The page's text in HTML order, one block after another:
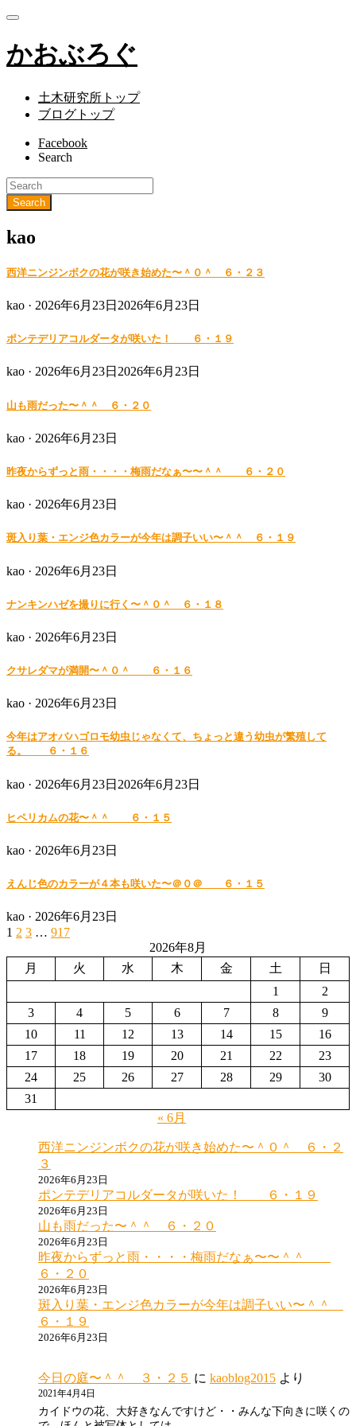
かおぶろぐ
土木研究所トップ
ブログトップ
Facebook
Search
kao
西洋ニンジンボクの花が咲き始めた〜＾０＾ ６・２３
kao · Posted
2026年6月23日 2026年6月23日
ポンテデリアコルダータが咲いた！ ６・１９
kao · Posted
2026年6月23日 2026年6月23日
山も雨だった〜＾＾ ６・２０
kao · Posted
2026年6月23日
昨夜からずっと雨・・・・梅雨だなぁ〜〜＾＾ ６・２０
kao · Posted
2026年6月23日
斑入り葉・エンジ色カラーが今年は調子いい〜＾＾ ６・１９
kao · Posted
2026年6月23日
ナンキンハゼを撮りに行く〜＾０＾ ６・１８
kao · Posted
2026年6月23日
クサレダマが満開〜＾０＾ ６・１６
kao · Posted
2026年6月23日
今年はアオバハゴロモ幼虫じゃなくて、ちょっと違う幼虫が繁殖して
る。 ６・１６
kao · Posted
2026年6月23日 2026年6月23日
ヒペリカムの花〜＾＾ ６・１５
kao · Posted
2026年6月23日
えんじ色のカラーが４本も咲いた〜＠０＠ ６・１５
kao · Posted
2026年6月23日
投
稿
ー
ジ
送
り
1 2 3 … 917
2026年8月
月
火 水 木 金 土
日
1
2
3
4 5 6 7 8
9
10
11 12 13 14 15
16
17
18 19 20 21 22
23
24
25 26 27 28 29
30
31
« 6月
西洋ニンジンボクの花が咲き始めた〜＾０＾ ６・２
３
2026年6月23日
ポンテデリアコルダータが咲いた！ ６・１９
2026年6月23日
山も雨だった〜＾＾ ６・２０
2026年6月23日
昨夜からずっと雨・・・・梅雨だなぁ〜〜＾＾
６・２０
2026年6月23日
斑入り葉・エンジ色カラーが今年は調子いい〜＾＾
６・１９
2026年6月23日
今日の庭〜＾＾ ３・２５ に kaoblog2015 より
2021年4月4日
カイドウの花、大好きなんですけど・・みんな下向きに咲くの